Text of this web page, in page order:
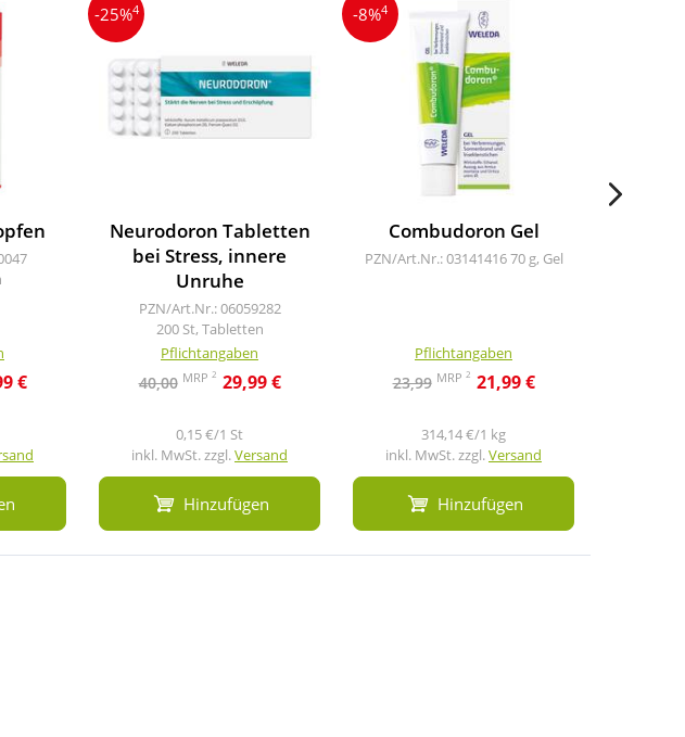
€
-25%4
Neurodoron Tabletten
bei Stress, innere
Unruhe
PZN/Art.Nr.: 06059282
200 St, Tabletten
Pflichtangaben
40,00 MRP 2 29,99 €
0,15 €/1 St
inkl. MwSt. zzgl.Versand
Hinzufügen
-8%4
Combudoron Gel
PZN/Art.Nr.: 0314141670 g, Gel
Pflichtangaben
23,99 MRP 2 21,99 €
314,14 €/1 kg
inkl. MwSt. zzgl.Versand
Hinzufügen